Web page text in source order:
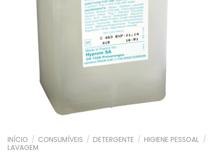
INÍCIO / CONSUMÍVEIS / DETERGENTE / HIGIENE PESSOAL /
LAVAGEM